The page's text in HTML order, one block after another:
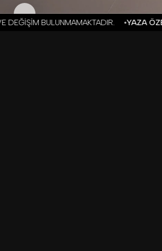
YAZA ÖZEL %20 İNDİRİM BAŞLADI!